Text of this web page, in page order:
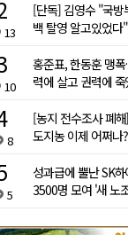
13
[단독] 김영수 "국방
백 탈영 알고있었다"
10
홍준표, 한동훈 맹
력에 살고 권력에
8
[농지 전수조사 폐
도지농 이제 어쩌나?
5
성과급에 뿔난 SK
3500명 모여 '새 노